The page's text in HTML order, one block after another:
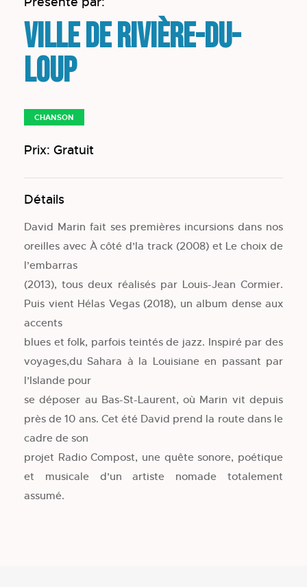
Ville de Rivière-du-
Loup
CHANSON
Prix: Gratuit
Détails
David Marin fait ses premières incursions dans nos
oreilles avec À côté d’la track (2008) et Le choix de
l’embarras
(2013), tous deux réalisés par Louis-Jean Cormier.
Puis vient Hélas Vegas (2018), un album dense aux
accents
blues et folk, parfois teintés de jazz. Inspiré par des
voyages,du Sahara à la Louisiane en passant par
l’Islande pour
se déposer au Bas-St-Laurent, où Marin vit depuis
près de 10 ans. Cet été David prend la route dans le
cadre de son
projet Radio Compost, une quête sonore, poétique
et musicale d’un artiste nomade totalement
assumé.